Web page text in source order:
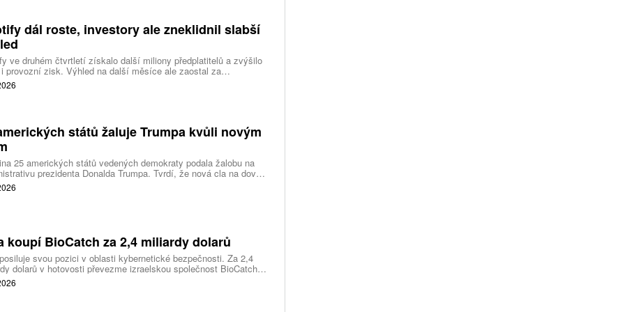
dál roste, investory ale zneklidnil slabší
ve druhém čtvrtletí získalo další miliony předplatitelů a zvýšilo
provozní zisk. Výhled na další měsíce ale zaostal za
a ukázal, že další růst bude vyžadovat vyšší výdaje na
nové služby a umělou inteligenci.
států žaluje Trumpa kvůli novým
25 amerických států vedených demokraty podala žalobu na
prezidenta Donalda Trumpa. Tvrdí, že nová cla na dovoz
zemí překračují pravomoci prezidenta a obcházejí předchozí
amerických soudů.
koupí BioCatch za 2,4 miliardy dolarů
svou pozici v oblasti kybernetické bezpečnosti. Za 2,4
dolarů v hotovosti převezme izraelskou společnost BioCatch,
bankám odhalovat podvody podle chování uživatelů při
internetovým bankovnictvím.